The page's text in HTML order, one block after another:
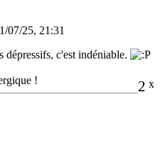
07/25, 21:31
dépressifs, c'est indéniable.
2 x
!